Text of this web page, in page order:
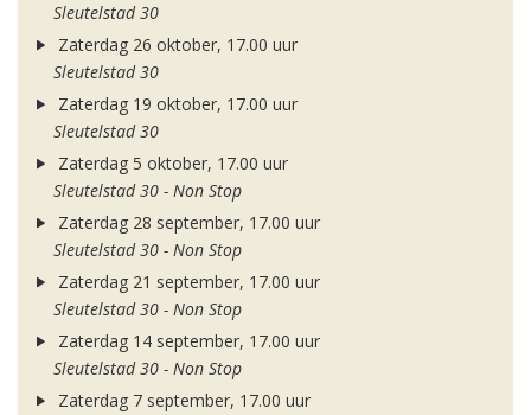
Sleutelstad 30
Zaterdag 26 oktober, 17.00 uur
Sleutelstad 30
Zaterdag 19 oktober, 17.00 uur
Sleutelstad 30
Zaterdag 5 oktober, 17.00 uur
Sleutelstad 30 - Non Stop
Zaterdag 28 september, 17.00 uur
Sleutelstad 30 - Non Stop
Zaterdag 21 september, 17.00 uur
Sleutelstad 30 - Non Stop
Zaterdag 14 september, 17.00 uur
Sleutelstad 30 - Non Stop
Zaterdag 7 september, 17.00 uur